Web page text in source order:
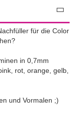
für die Color
in 0,7mm
rot, orange, gelb,
und Vormalen ;)